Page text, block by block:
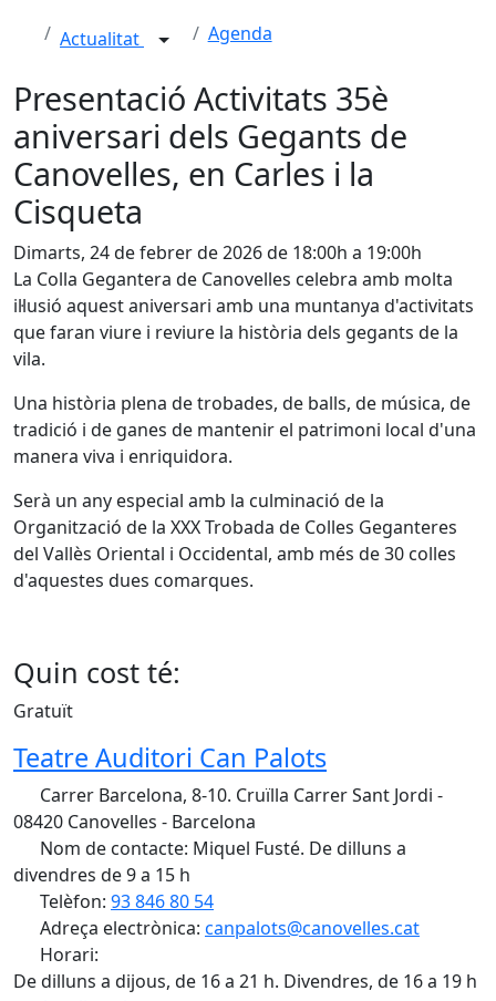
Actualitat Agenda
Presentació Activitats 35è
aniversari dels Gegants de
Canovelles, en Carles i la
Cisqueta
Dimarts, 24 de febrer de 2026 de 18:00h a 19:00h
La Colla Gegantera de Canovelles celebra amb molta
il·lusió aquest aniversari amb una muntanya d'activitats
que faran viure i reviure la història dels gegants de la
vila.
Una història plena de trobades, de balls, de música, de
tradició i de ganes de mantenir el patrimoni local d'una
manera viva i enriquidora.
Serà un any especial amb la culminació de la
Organització de la XXX Trobada de Colles Geganteres
del Vallès Oriental i Occidental, amb més de 30 colles
d'aquestes dues comarques.
Quin cost té:
Gratuït
Teatre Auditori Can Palots
Carrer Barcelona, 8-10. Cruïlla Carrer Sant Jordi -
08420 Canovelles - Barcelona
Nom de contacte: Miquel Fusté. De dilluns a
divendres de 9 a 15 h
Telèfon: 93 846 80 54
Adreça electrònica: canpalots@canovelles.cat
Horari:
De dilluns a dijous, de 16 a 21 h. Divendres, de 16 a 19 h